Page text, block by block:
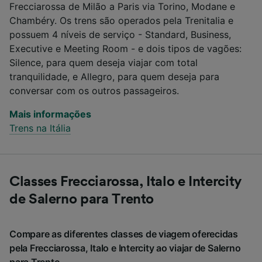
Frecciarossa de Milão a Paris via Torino, Modane e
Chambéry. Os trens são operados pela Trenitalia e
possuem 4 níveis de serviço - Standard, Business,
Executive e Meeting Room - e dois tipos de vagões:
Silence, para quem deseja viajar com total
tranquilidade, e Allegro, para quem deseja para
conversar com os outros passageiros.
Mais informações
Trens na Itália
Classes Frecciarossa, Italo e Intercity
de Salerno para Trento
Compare as diferentes classes de viagem oferecidas
pela Frecciarossa, Italo e Intercity ao viajar de Salerno